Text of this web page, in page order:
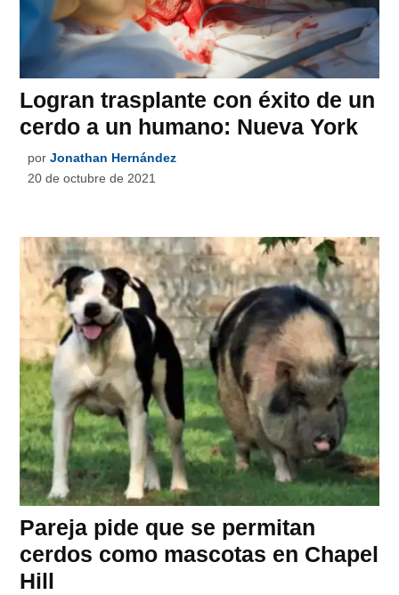
Logran trasplante con éxito de un
cerdo a un humano: Nueva York
por Jonathan Hernández
20 de octubre de 2021
Pareja pide que se permitan
cerdos como mascotas en Chapel
Hill